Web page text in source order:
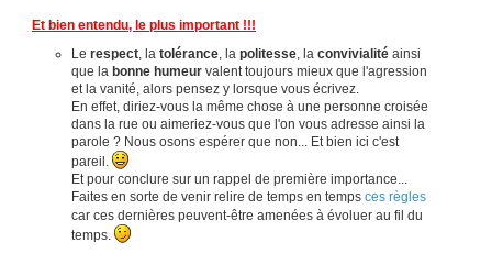
Et bien entendu, le plus important !!!
Le respect , la tolérance , la politesse , la convivialité ainsi
que la bonne humeur valent toujours mieux que l'agression
et la vanité, alors pensez y lorsque vous écrivez.
En effet, diriez-vous la même chose à une personne croisée
dans la rue ou aimeriez-vous que l'on vous adresse ainsi la
parole ? Nous osons espérer que non... Et bien ici c'est
pareil.
Et pour conclure sur un rappel de première importance...
Faites en sorte de venir relire de temps en temps ces règles
car ces dernières peuvent-être amenées à évoluer au fil du
temps.